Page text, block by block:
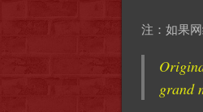
注：如果
grand